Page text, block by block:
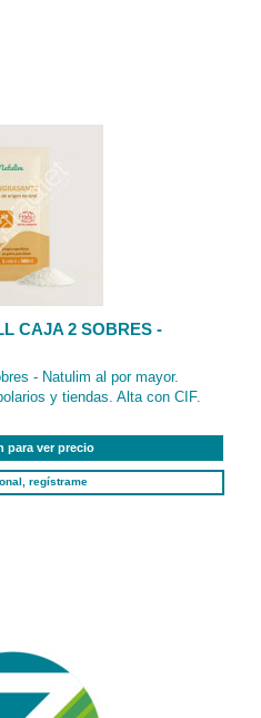
CAJA 2 SOBRES -
- Natulim al por mayor.
y tiendas. Alta con CIF.
para ver precio
regístrame